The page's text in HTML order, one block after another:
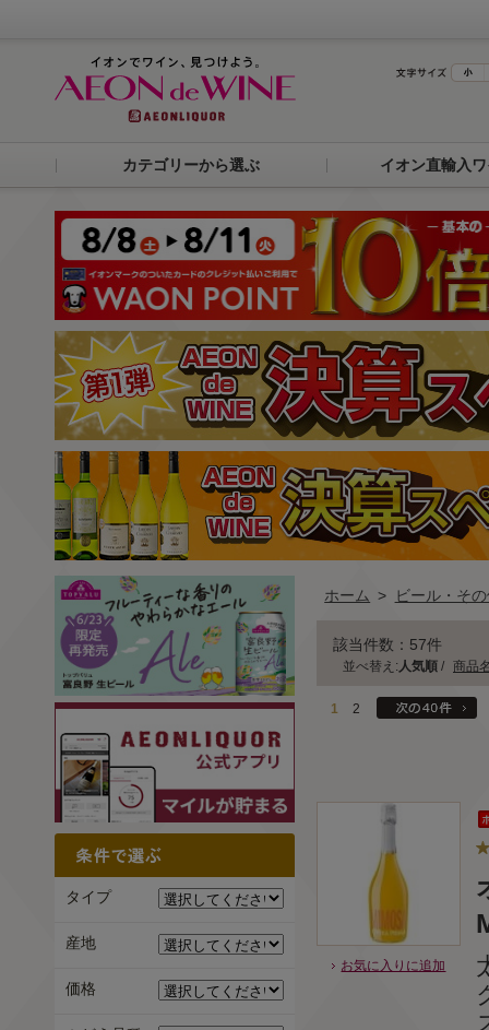
カテゴリーから選ぶ イオン直輸入
ホーム > ビール・そ
該当件数：57件
並べ替え: 人気順 / 商品
1 2
お気に入りに追加
タイプ
産地
価格